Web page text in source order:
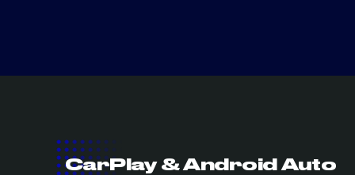
CarPlay & Android Auto